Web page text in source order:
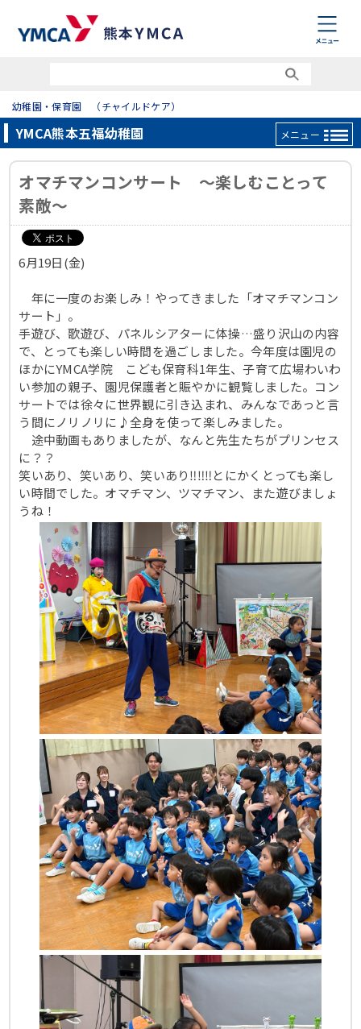
幼稚園・保育園 （チャイルドケア）
YMCA熊本五福幼稚園 メニュー
オマチマンコンサート ～楽しむことって
素敵～
6月19日(金)
年に一度のお楽しみ！やってきました「オマチマンコン
サート」。
手遊び、歌遊び、パネルシアターに体操…盛り沢山の内容
で、とっても楽しい時間を過ごしました。今年度は園児の
ほかにYMCA学院 こども保育科1年生、子育て広場わいわ
い参加の親子、園児保護者と賑やかに観覧しました。コン
サートでは徐々に世界観に引き込まれ、みんなであっと言
う間にノリノリに♪全身を使って楽しみました。
途中動画もありましたが、なんと先生たちがプリンセス
に？？
笑いあり、笑いあり、笑いあり‼‼‼とにかくとっても楽し
い時間でした。オマチマン、ツマチマン、また遊びましょ
うね！